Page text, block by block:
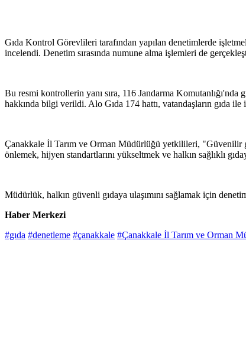
Gıda Kontrol Görevlileri tarafından yapılan denetimlerde
incelendi. Denetim sırasında numune alma işlemleri de
Bu resmi kontrollerin yanı sıra, 116 Jandarma
hakkında bilgi verildi. Alo Gıda 174 hattı, vatandaşların gıda
Çanakkale İl Tarım ve Orman Müdürlüğü yetkilileri, "Güvenilir
önlemek, hijyen standartlarını yükseltmek ve halkın sağlıklı
Müdürlük, halkın güvenli gıdaya ulaşımını sağlamak için
Haber Merkezi
#gıda #denetleme #çanakkale #Çanakkale İl Tarım ve Orman